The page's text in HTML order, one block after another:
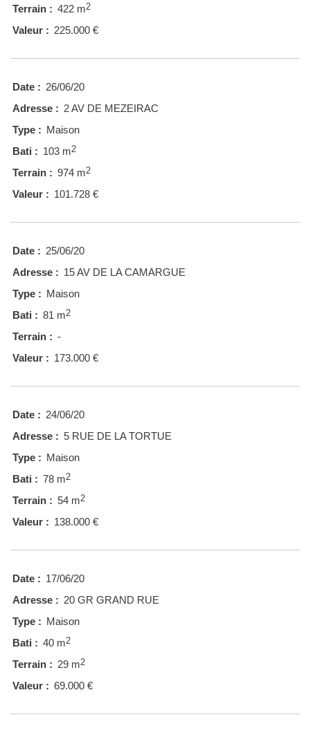
Terrain : 422 m2
Valeur : 225.000 €
Date : 26/06/20
Adresse : 2 AV DE MEZEIRAC
Type : Maison
Bati : 103 m2
Terrain : 974 m2
Valeur : 101.728 €
Date : 25/06/20
Adresse : 15 AV DE LA CAMARGUE
Type : Maison
Bati : 81 m2
Terrain : -
Valeur : 173.000 €
Date : 24/06/20
Adresse : 5 RUE DE LA TORTUE
Type : Maison
Bati : 78 m2
Terrain : 54 m2
Valeur : 138.000 €
Date : 17/06/20
Adresse : 20 GR GRAND RUE
Type : Maison
Bati : 40 m2
Terrain : 29 m2
Valeur : 69.000 €